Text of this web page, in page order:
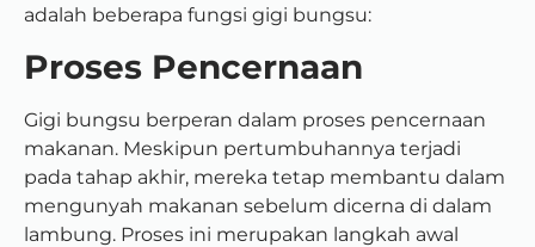
adalah beberapa fungsi gigi bungsu:
Proses Pencernaan
Gigi bungsu berperan dalam proses pencernaan
makanan. Meskipun pertumbuhannya terjadi
pada tahap akhir, mereka tetap membantu dalam
mengunyah makanan sebelum dicerna di dalam
lambung. Proses ini merupakan langkah awal